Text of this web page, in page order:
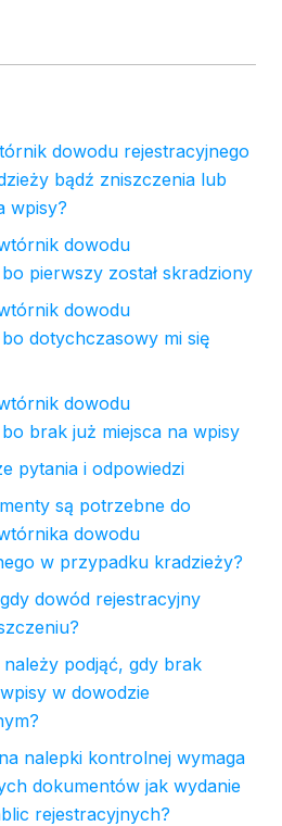
dowodu rejestracyjnego
bądź zniszczenia lub
wpisy?
dowodu
pierwszy został skradziony
dowodu
dotychczasowy mi się
dowodu
brak już miejsca na wpisy
pytania i odpowiedzi
są potrzebne do
dowodu
w przypadku kradzieży?
dowód rejestracyjny
podjąć, gdy brak
w dowodzie
nalepki kontrolnej wymaga
dokumentów jak wydanie
rejestracyjnych?